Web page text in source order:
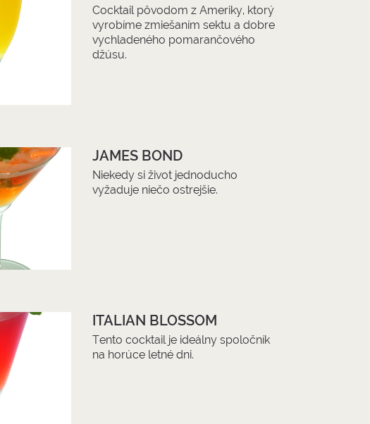
Cocktail pôvodom z Ameriky, ktorý
vyrobíme zmiešaním sektu a dobre
vychladeného pomarančového
džúsu.
JAMES BOND
Niekedy si život jednoducho
vyžaduje niečo ostrejšie.
ITALIAN BLOSSOM
Tento cocktail je ideálny spoločník
na horúce letné dni.